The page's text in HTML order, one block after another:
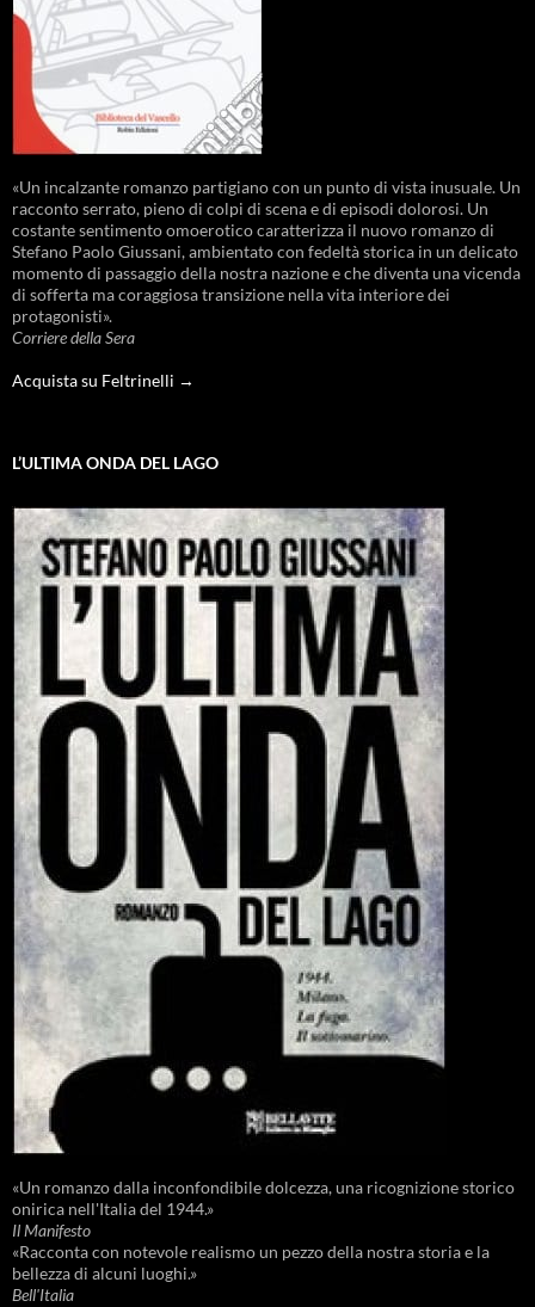
«Un incalzante romanzo partigiano con un punto di vista inusuale. Un
racconto serrato, pieno di colpi di scena e di episodi dolorosi. Un
costante sentimento omoerotico caratterizza il nuovo romanzo di
Stefano Paolo Giussani, ambientato con fedeltà storica in un delicato
momento di passaggio della nostra nazione e che diventa una vicenda
di sofferta ma coraggiosa transizione nella vita interiore dei
protagonisti».
Corriere della Sera
Acquista su Feltrinelli →
L’ULTIMA ONDA DEL LAGO
«Un romanzo dalla inconfondibile dolcezza, una ricognizione storico
onirica nell'Italia del 1944.»
Il Manifesto
«Racconta con notevole realismo un pezzo della nostra storia e la
bellezza di alcuni luoghi.»
Bell'Italia